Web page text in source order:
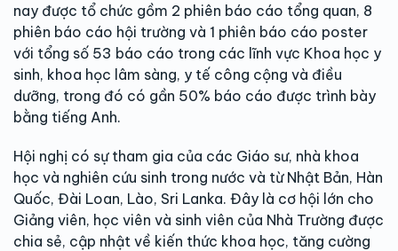
nay được tổ chức gồm 2 phiên báo cáo tổng quan, 8
phiên báo cáo hội trường và 1 phiên báo cáo poster
với tổng số 53 báo cáo trong các lĩnh vực Khoa học y
sinh, khoa học lâm sàng, y tế công cộng và điều
dưỡng, trong đó có gần 50% báo cáo được trình bày
bằng tiếng Anh.
Hội nghị có sự tham gia của các Giáo sư, nhà khoa
học và nghiên cứu sinh trong nước và từ Nhật Bản, Hàn
Quốc, Đài Loan, Lào, Sri Lanka. Đây là cơ hội lớn cho
Giảng viên, học viên và sinh viên của Nhà Trường được
chia sẻ, cập nhật về kiến thức khoa học, tăng cường